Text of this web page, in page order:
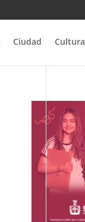
Ciudad Cultura